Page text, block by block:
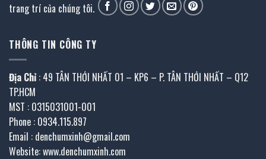
trang trí của chúng tôi.
THÔNG TIN CÔNG TY
Địa Chỉ : 49 TÂN THỚI NHẤT 01 – KP6 – P. TÂN THỚI NHẤT – Q12
TP.HCM
MST : 0315031001-001
Phone : 0934.115.897
Email : denchumxinh@gmail.com
Website: www.denchumxinh.com